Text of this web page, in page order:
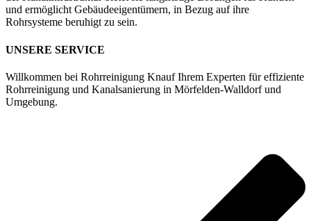
und ermöglicht Gebäudeeigentümern, in Bezug auf ihre
Rohrsysteme beruhigt zu sein.
UNSERE SERVICE
Willkommen bei Rohrreinigung Knauf Ihrem Experten für effiziente
Rohrreinigung und Kanalsanierung in Mörfelden-Walldorf und
Umgebung.